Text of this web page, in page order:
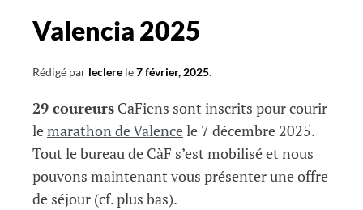
Valencia 2025
Rédigé par leclere le7 février, 2025.
29 coureurs CaFiens sont inscrits pour courir
lemarathon de Valencele 7 décembre 2025.
Tout le bureau de CàF s’est mobilisé et nous
pouvons maintenant vous présenter une offre
de séjour (cf. plus bas).